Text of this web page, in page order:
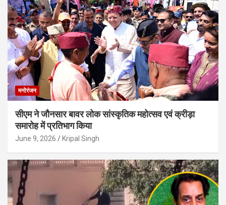
मनोरंजन
सीएम ने जौनसार बावर लोक सांस्कृतिक महोत्सव एवं क्रीड़ा
समारोह में प्रतिभाग किया
June 9, 2026 Kripal Singh